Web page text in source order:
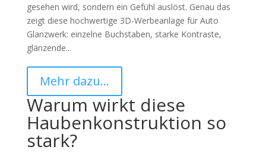
gesehen wird, sondern ein Gefühl auslöst. Genau das
zeigt diese hochwertige 3D-Werbeanlage für Auto
Glanzwerk: einzelne Buchstaben, starke Kontraste,
glänzende...
Mehr dazu…
Warum wirkt diese
Haubenkonstruktion so
stark?